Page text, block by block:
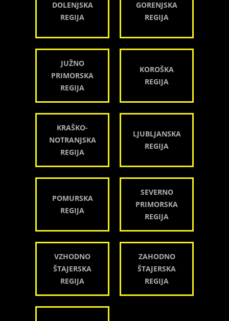
DOLENJSKA
REGIJA
GORENJSKA
REGIJA
JUŽNO
PRIMORSKA
REGIJA
KOROŠKA
REGIJA
KRAŠKO-
NOTRANJSKA
REGIJA
LJUBLJANSKA
REGIJA
POMURSKA
REGIJA
SEVERNO
PRIMORSKA
REGIJA
VZHODNO
ŠTAJERSKA
REGIJA
ZAHODNO
ŠTAJERSKA
REGIJA